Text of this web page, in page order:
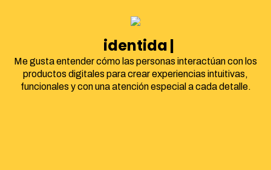
identidad corpora
Me gusta entender cómo las personas interactúan con los
productos digitales para crear experiencias intuitivas,
funcionales y con una atención especial a cada detalle.